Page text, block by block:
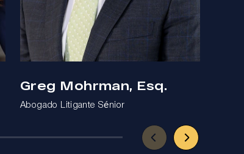
Greg Mohrman, Esq.
Abogado Litigante Sénior